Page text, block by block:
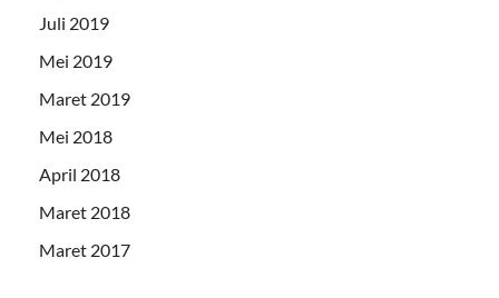
Juli 2019
Mei 2019
Maret 2019
Mei 2018
April 2018
Maret 2018
Maret 2017